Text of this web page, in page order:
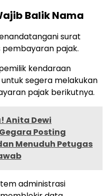
Balik Nama
surat
pajak.
kendaraan
segera melakukan
pajak berikutnya.
Anita Dewi
Posting
Menuduh Petugas
administrasi